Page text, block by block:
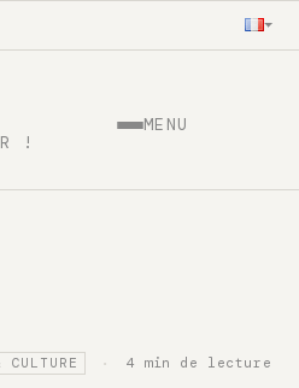
!
MENU
CULTURE · 4 min de lecture